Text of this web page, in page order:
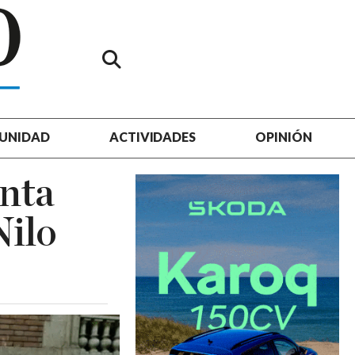
ACTIVIDADES OPINIÓN